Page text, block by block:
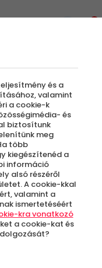
és a
valamint
a cookie-k
és
biztosítunk
meg
több
kiegészítenéd a
információ
alsó részéről
A cookie-kkal
valamint a
ismertetéséért
kra vonatkozó
a cookie-kat és